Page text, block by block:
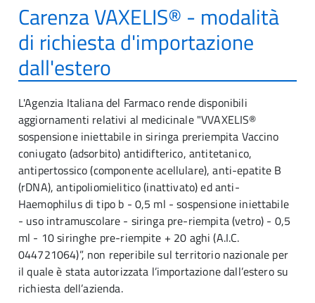
Carenza VAXELIS® - modalità
di richiesta d'importazione
dall'estero
L'Agenzia Italiana del Farmaco rende disponibili
aggiornamenti relativi al medicinale "VVAXELIS®
sospensione iniettabile in siringa preriempita Vaccino
coniugato (adsorbito) antidifterico, antitetanico,
antipertossico (componente acellulare), anti-epatite B
(rDNA), antipoliomielitico (inattivato) ed anti-
Haemophilus di tipo b - 0,5 ml - sospensione iniettabile
- uso intramuscolare - siringa pre-riempita (vetro) - 0,5
ml - 10 siringhe pre-riempite + 20 aghi (A.I.C.
044721064)”, non reperibile sul territorio nazionale per
il quale è stata autorizzata l’importazione dall’estero su
richiesta dell’azienda.